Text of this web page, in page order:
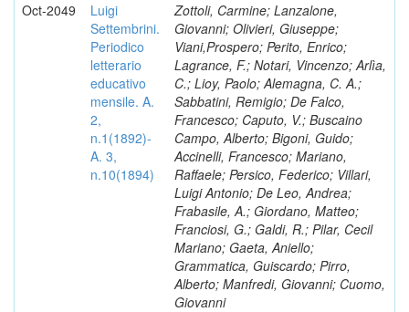
Oct-2049
Luigi
Settembrini.
Periodico
letterario
educativo
mensile. A.
2,
n.1(1892)-
A. 3,
n.10(1894)
Zottoli, Carmine; Lanzalone,
Giovanni; Olivieri, Giuseppe;
Viani,Prospero; Perito, Enrico;
Lagrance, F.; Notari, Vincenzo; Arlìa,
C.; Lioy, Paolo; Alemagna, C. A.;
Sabbatini, Remigio; De Falco,
Francesco; Caputo, V.; Buscaino
Campo, Alberto; Bigoni, Guido;
Accinelli, Francesco; Mariano,
Raffaele; Persico, Federico; Villari,
Luigi Antonio; De Leo, Andrea;
Frabasile, A.; Giordano, Matteo;
Franciosi, G.; Galdi, R.; Pilar, Cecil
Mariano; Gaeta, Aniello;
Grammatica, Guiscardo; Pirro,
Alberto; Manfredi, Giovanni; Cuomo,
Giovanni